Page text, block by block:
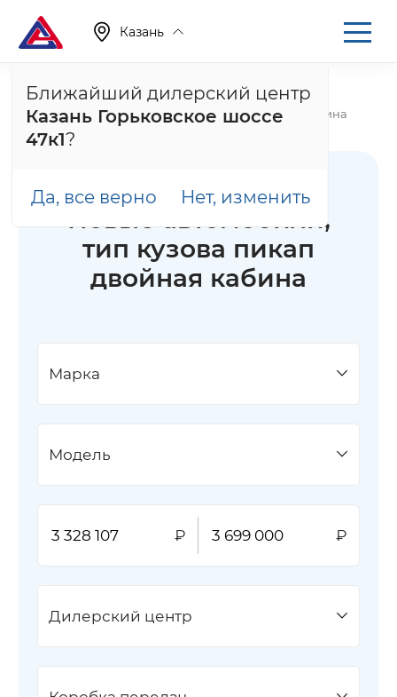
Казань
Ближайший дилерский центр
Казань Горьковское шоссе
47к1?
Да, все верно Нет, изменить
Главная Каталог
Новые автомобили
Новые автомобили, тип кузова пикап двойная кабина
Новые автомобили,
тип кузова пикап
двойная кабина
Марка
Модель
Дилерский центр